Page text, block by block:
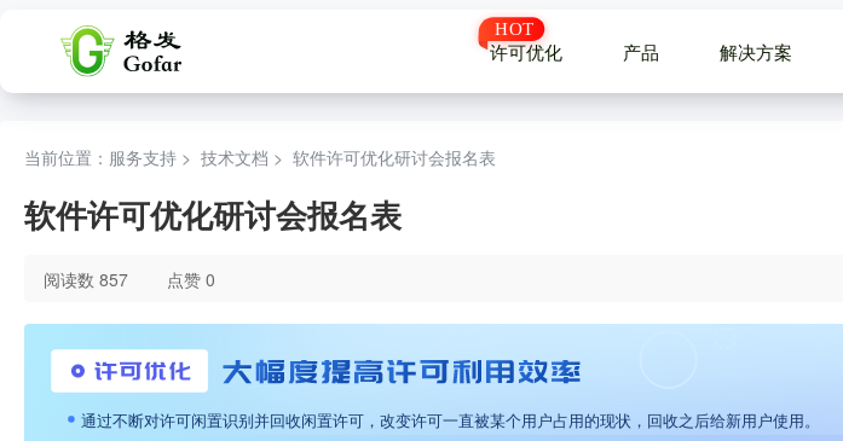
许可优化 产品 解决方案
当前位置：服务支持 > 技术文档 > 软件许可优化研讨会报名表
软件许可优化研讨会报名表
阅读数 857 点赞 0